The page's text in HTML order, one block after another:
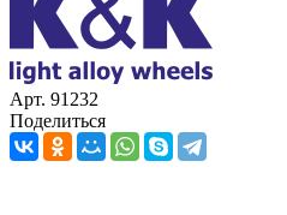
Арт. 91232
Поделиться